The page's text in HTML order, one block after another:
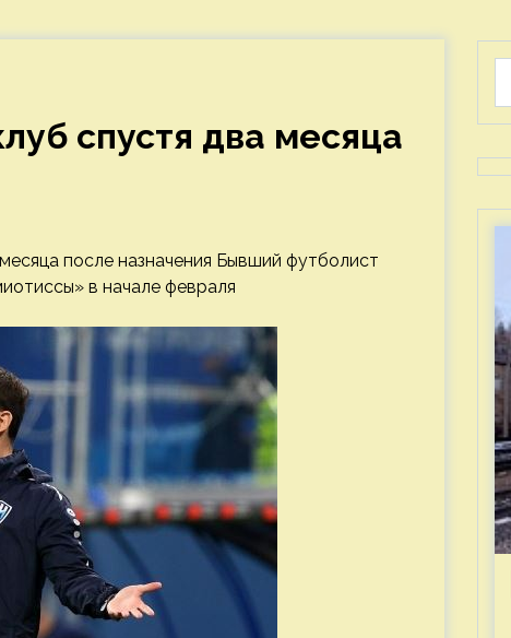
спустя два месяца
после назначения Бывший футболист
в начале февраля